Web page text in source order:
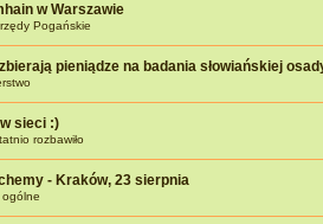
w Warszawie
Pogańskie
pieniądze na badania słowiańskiej
sieci :)
rozbawiło
- Kraków, 23 sierpnia